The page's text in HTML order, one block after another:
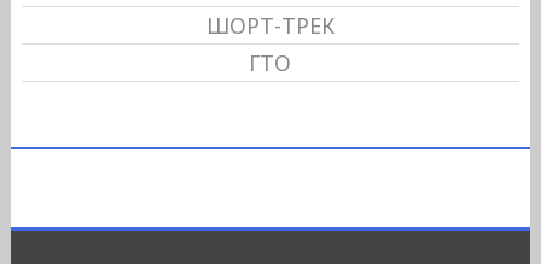
ШОРТ-ТРЕК
ГТО